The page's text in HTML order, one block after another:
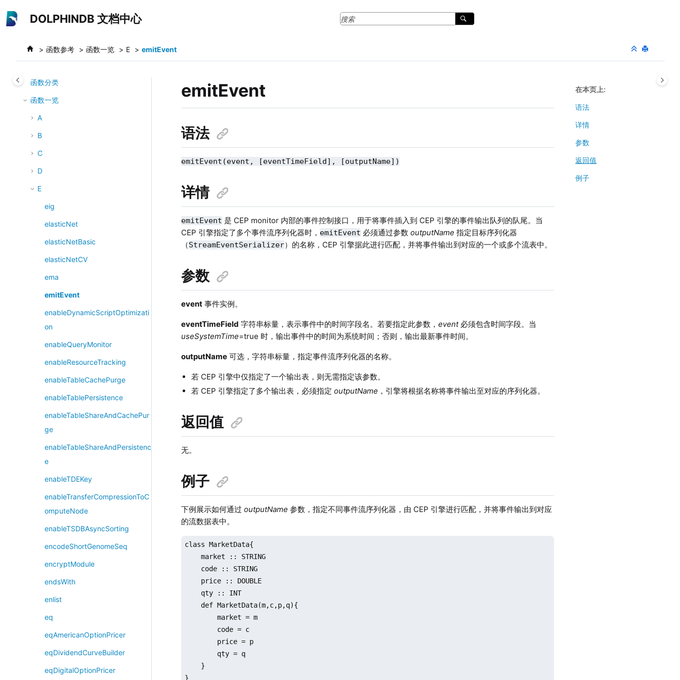
DOLPHINDB 文档中心
函数参考 函数一览 E emitEvent
故障排查
函数分类
函数一览
A
B
C
D
E
eig
elasticNet
elasticNetBasic
elasticNetCV
ema
emitEvent
enableDynamicScriptOptimizati
on
enableQueryMonitor
enableResourceTracking
enableTableCachePurge
enableTablePersistence
enableTableShareAndCachePur
ge
enableTableShareAndPersistenc
e
enableTDEKey
enableTransferCompressionToC
omputeNode
enableTSDBAsyncSorting
encodeShortGenomeSeq
encryptModule
endsWith
enlist
eq
eqAmericanOptionPricer
eqDividendCurveBuilder
eqDigitalOptionPricer
emitEvent
语法
emitEvent(event, [eventTimeField], [outputName])
详情
emitEvent 是 CEP monitor 内部的事件控制接口，用于将事件插入到 CEP 引擎的事件输出队列的队尾。当
CEP 引擎指定了多个事件流序列化器时， emitEvent 必须通过参数outputName 指定目标序列化器
（StreamEventSerializer）的名称，CEP 引擎据此进行匹配，并将事件输出到对应的一个或多个流表中。
参数
event 事件实例。
eventTimeField 字符串标量，表示事件中的时间字段名。若要指定此参数，event必须包含时间字段。当
useSystemTime=true 时，输出事件中的时间为系统时间；否则，输出最新事件时间。
outputName 可选，字符串标量，指定事件流序列化器的名称。
若 CEP 引擎中仅指定了一个输出表，则无需指定该参数。
若 CEP 引擎指定了多个输出表，必须指定outputName ，引擎将根据名称将事件输出至对应的序列化器。
返回值
无。
例子
下例展示如何通过outputName 参数，指定不同事件流序列化器，由 CEP 引擎进行匹配，并将事件输出到对应
的流数据表中。
class MarketData{
    market :: STRING
    code :: STRING
    price :: DOUBLE
    qty :: INT
    def MarketData(m,c,p,q){
        market = m
        code = c
        price = p
        qty = q
    }
}
在本页上
语法
详情
参数
返回值
例子